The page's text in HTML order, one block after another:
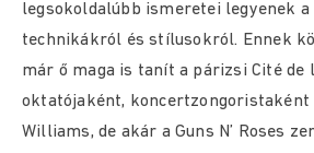
legsokoldalúbb ismeretei legyenek a
technikákról és stílusokról. Ennek
már ő maga is tanít a párizsi Cité de
oktatójaként, koncertzongoristaként
Williams, de akár a Guns N’ Roses